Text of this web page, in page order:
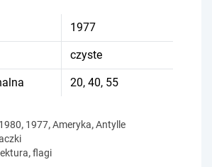
1977
czyste
20, 40, 55
, 1977,Ameryka,Antylle
,flagi